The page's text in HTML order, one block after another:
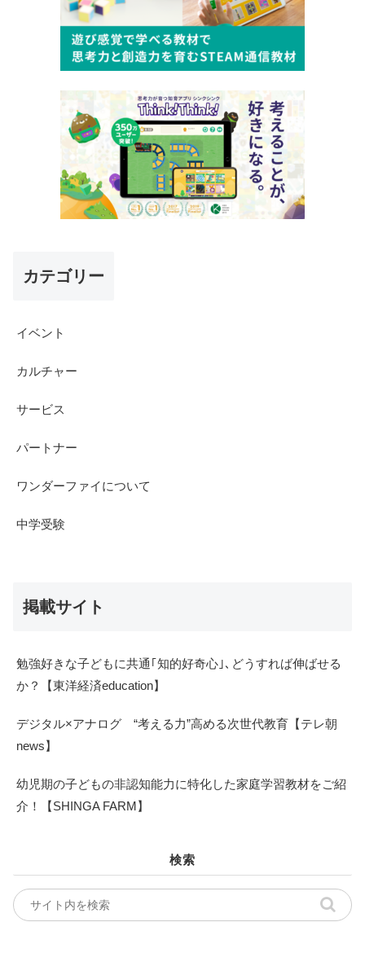
カテゴリー
イベント
カルチャー
サービス
パートナー
ワンダーファイについて
中学受験
掲載サイト
勉強好きな子どもに共通｢知的好奇心｣､どうすれば伸ばせる
か？【東洋経済education】
デジタル×アナログ “考える力”高める次世代教育【テレ朝
news】
幼児期の子どもの非認知能力に特化した家庭学習教材をご紹
介！【SHINGA FARM】
検索